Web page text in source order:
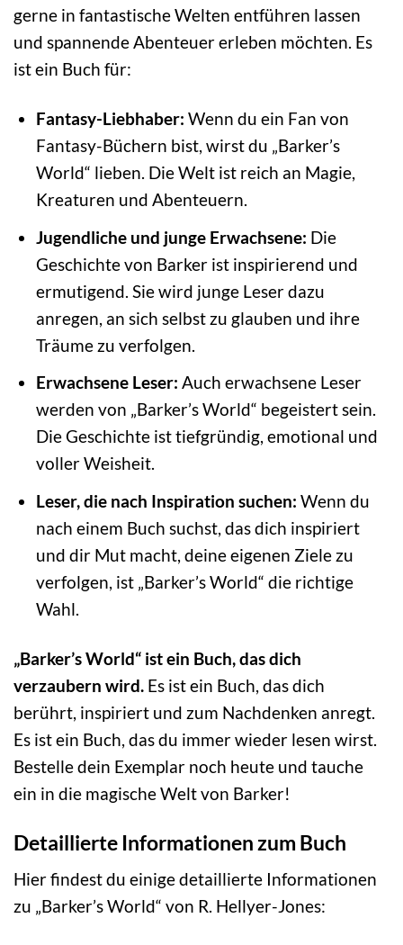
gerne in fantastische Welten entführen lassen
und spannende Abenteuer erleben möchten. Es
ist ein Buch für:
Fantasy-Liebhaber: Wenn du ein Fan von
Fantasy-Büchern bist, wirst du „Barker’s
World“ lieben. Die Welt ist reich an Magie,
Kreaturen und Abenteuern.
Jugendliche und junge Erwachsene: Die
Geschichte von Barker ist inspirierend und
ermutigend. Sie wird junge Leser dazu
anregen, an sich selbst zu glauben und ihre
Träume zu verfolgen.
Erwachsene Leser: Auch erwachsene Leser
werden von „Barker’s World“ begeistert sein.
Die Geschichte ist tiefgründig, emotional und
voller Weisheit.
Leser, die nach Inspiration suchen: Wenn du
nach einem Buch suchst, das dich inspiriert
und dir Mut macht, deine eigenen Ziele zu
verfolgen, ist „Barker’s World“ die richtige
Wahl.
„Barker’s World“ ist ein Buch, das dich
verzaubern wird. Es ist ein Buch, das dich
berührt, inspiriert und zum Nachdenken anregt.
Es ist ein Buch, das du immer wieder lesen wirst.
Bestelle dein Exemplar noch heute und tauche
ein in die magische Welt von Barker!
Detaillierte Informationen zum Buch
Hier findest du einige detaillierte Informationen
zu „Barker’s World“ von R. Hellyer-Jones: